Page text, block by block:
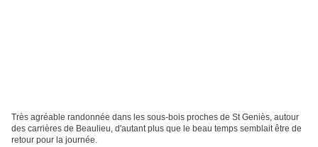
Très agréable randonnée dans les sous-bois proches de St Geniès, autour
des carrières de Beaulieu, d'autant plus que le beau temps semblait être de
retour pour la journée.